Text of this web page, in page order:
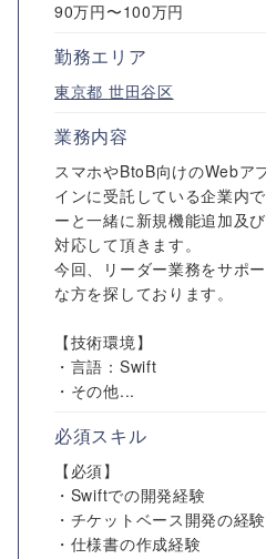
90万円〜100万円
勤務エリア
東京都 世田谷区
業務内容
スマホやBtoB向けのWebア
インに受託している企業内
ーと一緒に新規機能追加及
対応して頂きます。
今回、リーダー業務をサポ
な方を探しております。
【技術環境】
・言語：Swift
・その他...
必須スキル
【必須】
・Swiftでの開発経験
・チケットベース開発の経験
・仕様書の作成経験